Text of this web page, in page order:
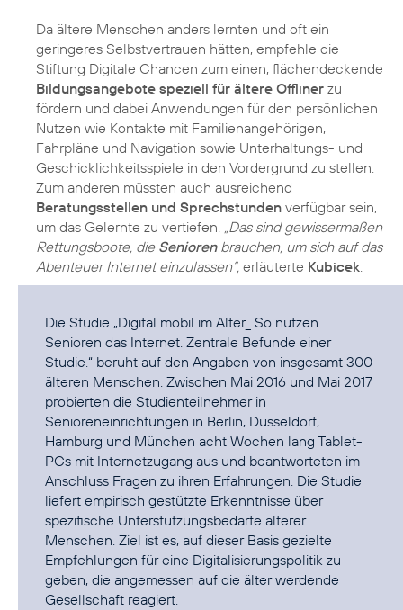
Da ältere Menschen anders lernten und oft ein
geringeres Selbstvertrauen hätten, empfehle die
Stiftung Digitale Chancen zum einen, flächendeckende
Bildungsangebote speziell für ältere Offliner zu
fördern und dabei Anwendungen für den persönlichen
Nutzen wie Kontakte mit Familienangehörigen,
Fahrpläne und Navigation sowie Unterhaltungs- und
Geschicklichkeitsspiele in den Vordergrund zu stellen.
Zum anderen müssten auch ausreichend
Beratungsstellen und Sprechstunden verfügbar sein,
um das Gelernte zu vertiefen. „Das sind gewissermaßen
Rettungsboote, die Seniorenbrauchen, um sich auf das
Abenteuer Internet einzulassen“, erläuterte Kubicek.
Die Studie „Digital mobil im Alter_ So nutzen
Senioren das Internet. Zentrale Befunde einer
Studie.“ beruht auf den Angaben von insgesamt 300
älteren Menschen. Zwischen Mai 2016 und Mai 2017
probierten die Studienteilnehmer in
Senioreneinrichtungen in Berlin, Düsseldorf,
Hamburg und München acht Wochen lang Tablet-
PCs mit Internetzugang aus und beantworteten im
Anschluss Fragen zu ihren Erfahrungen. Die Studie
liefert empirisch gestützte Erkenntnisse über
spezifische Unterstützungsbedarfe älterer
Menschen. Ziel ist es, auf dieser Basis gezielte
Empfehlungen für eine Digitalisierungspolitik zu
geben, die angemessen auf die älter werdende
Gesellschaft reagiert.